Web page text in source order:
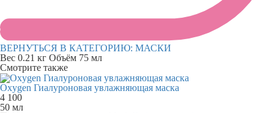
ВЕРНУТЬСЯ В КАТЕГОРИЮ: МАСКИ
Вес 0.21 кг Объём 75 мл
Смотрите также
Oxygen Гиалуроновая увлажняющая маска
4 100
50 мл